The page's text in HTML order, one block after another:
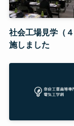
社会工場見学（
施しました